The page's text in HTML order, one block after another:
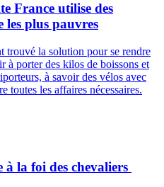
France utilise des
plus pauvres
trouvé la solution pour se rendre
à porter des kilos de boissons et
à savoir des vélos avec
toutes les affaires nécessaires.
la foi des chevaliers